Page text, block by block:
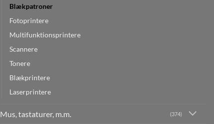
Blækpatroner
Fotoprintere
Multifunktionsprintere
Scannere
Tonere
Blækprintere
Laserprintere
Mus, tastaturer, m.m. (374)